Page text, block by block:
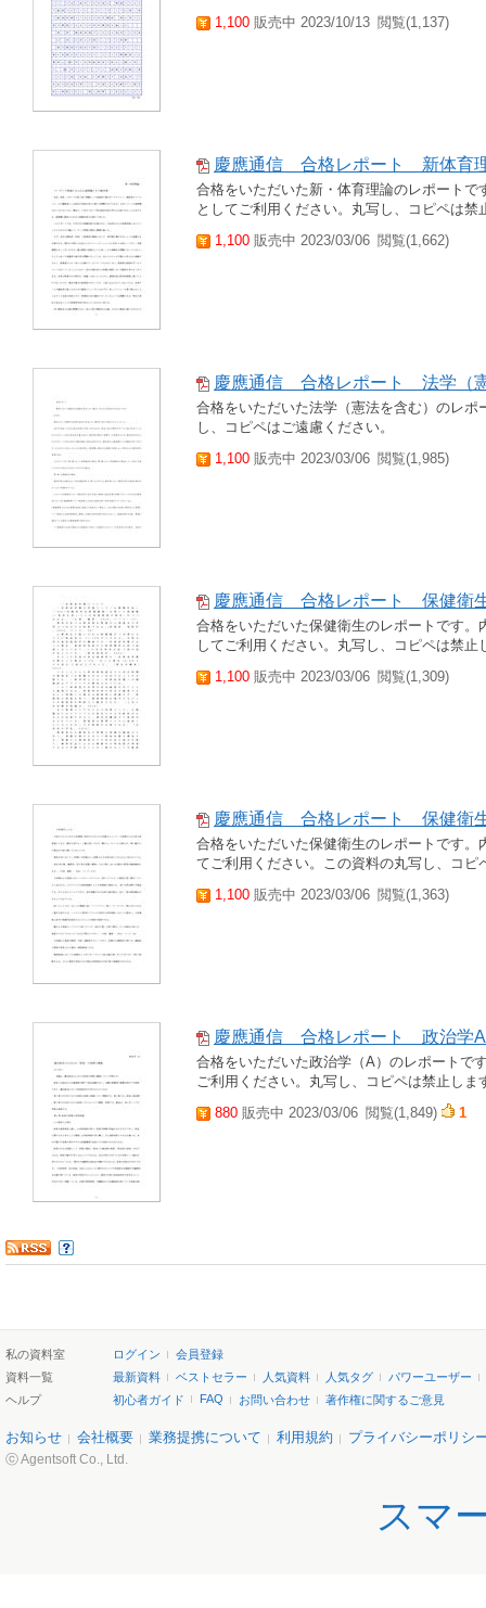
1,100 販売中 2023/10/13 閲覧(1,137)
慶應通信 合格レポート 新体育
合格をいただいた新・体育理論のレポート
としてご利用ください。丸写し、コピペは禁
1,100 販売中 2023/03/06 閲覧(1,662)
慶應通信 合格レポート 法学（
合格をいただいた法学（憲法を含む）のレ
し、コピペはご遠慮ください。
1,100 販売中 2023/03/06 閲覧(1,985)
慶應通信 合格レポート 保健衛
合格をいただいた保健衛生のレポートです
してご利用ください。丸写し、コピペは禁止
1,100 販売中 2023/03/06 閲覧(1,309)
慶應通信 合格レポート 保健衛
合格をいただいた保健衛生のレポートです
てご利用ください。この資料の丸写し、コピ
1,100 販売中 2023/03/06 閲覧(1,363)
慶應通信 合格レポート 政治学A
合格をいただいた政治学（A）のレポートで
ご利用ください。丸写し、コピペは禁止しま
880 販売中 2023/03/06 閲覧(1,849) 1
私の資料室 ログイン
会員登録
資料一覧
最新資料 ベストセラー 人気資料 人気タグ
パワーユーザー
ヘルプ
初心者ガイド FAQ お問い合わせ 著作権に関するご意見
お知らせ 会社概要 業務提携について 利用規約 プライバシーポリシ
ⓒ Agentsoft Co., Ltd.
スマ